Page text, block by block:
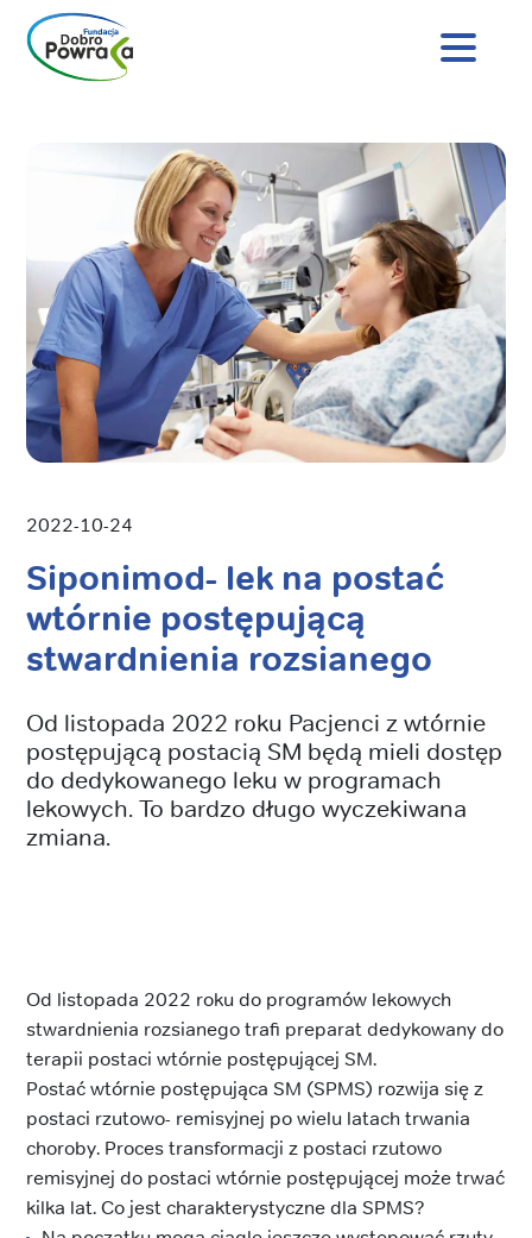
Nagłówek
2022-10-24
Siponimod- lek na postać
wtórnie postępującą
stwardnienia rozsianego
Od listopada 2022 roku Pacjenci z wtórnie
postępującą postacią SM będą mieli dostęp
do dedykowanego leku w programach
lekowych. To bardzo długo wyczekiwana
zmiana.
Od listopada 2022 roku do programów lekowych
stwardnienia rozsianego trafi preparat dedykowany do
terapii postaci wtórnie postępującej SM.
Postać wtórnie postępująca SM (SPMS) rozwija się z
postaci rzutowo- remisyjnej po wielu latach trwania
choroby. Proces transformacji z postaci rzutowo
remisyjnej do postaci wtórnie postępującej może trwać
kilka lat. Co jest charakterystyczne dla SPMS?